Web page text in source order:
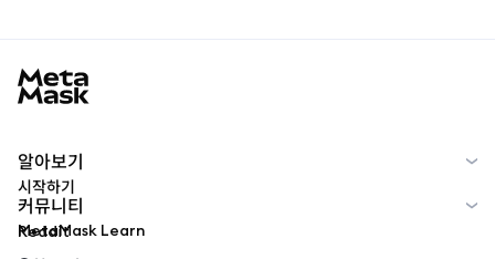
알아보기
시작하기
MetaMask Learn
커뮤니티
Reddit